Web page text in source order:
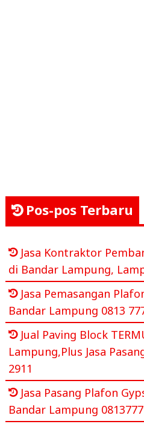
Pos-pos Terbaru
Jasa Kontraktor
di Bandar Lampung,
Jasa Pemasangan
Bandar Lampung 0813
Jual Paving Block
Lampung,Plus Jasa
2911
Jasa Pasang Plafon
Bandar Lampung